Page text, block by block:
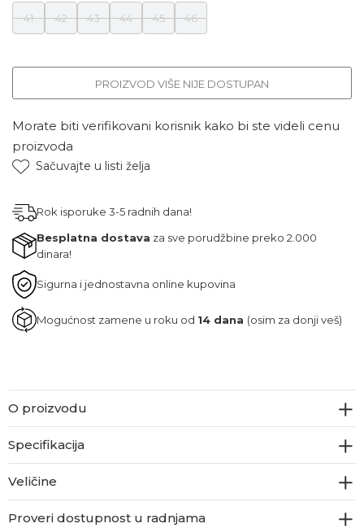
41 42 43 44 45 46
PROIZVOD VIŠE NIJE DOSTUPAN
Morate biti verifikovani korisnik kako bi ste videli cenu
proizvoda
Sačuvajte u listi želja
Rok isporuke 3-5 radnih dana!
Besplatna dostava za sve porudžbine preko 2.000
dinara!
Sigurna i jednostavna online kupovina
Mogućnost zamene u roku od 14 dana (osim za donji veš)
O proizvodu
Specifikacija
Veličine
Proveri dostupnost u radnjama